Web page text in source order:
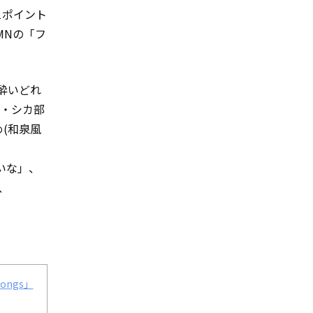
イント
の「フ
いどれ
シカ部
和泉風
」、
」